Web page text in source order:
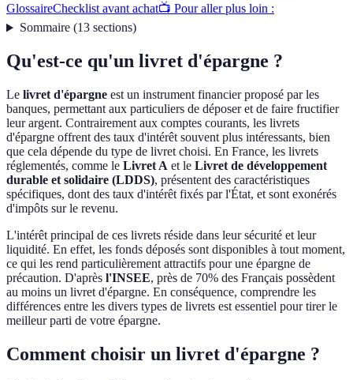
GlossaireChecklist avant achat📺 Pour aller plus loin :
Sommaire(13 sections)
Qu'est-ce qu'un livret d'épargne ?
Le livret d'épargne est un instrument financier proposé par les
banques, permettant aux particuliers de déposer et de faire fructifier
leur argent. Contrairement aux comptes courants, les livrets
d'épargne offrent des taux d'intérêt souvent plus intéressants, bien
que cela dépende du type de livret choisi. En France, les livrets
réglementés, comme le Livret A et le Livret de développement
durable et solidaire (LDDS), présentent des caractéristiques
spécifiques, dont des taux d'intérêt fixés par l'État, et sont exonérés
d'impôts sur le revenu.
L'intérêt principal de ces livrets réside dans leur sécurité et leur
liquidité. En effet, les fonds déposés sont disponibles à tout moment,
ce qui les rend particulièrement attractifs pour une épargne de
précaution. D'après l'INSEE, près de 70% des Français possèdent
au moins un livret d'épargne. En conséquence, comprendre les
différences entre les divers types de livrets est essentiel pour tirer le
meilleur parti de votre épargne.
Comment choisir un livret d'épargne ?